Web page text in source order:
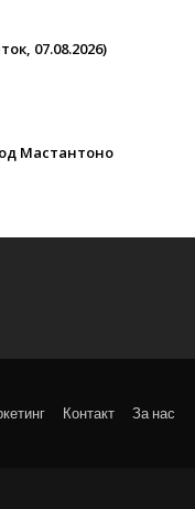
07.08.2026)
Мастантоно
Контакт За нас